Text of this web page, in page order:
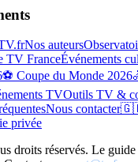
Nos auteurs
TV FranceÉvénements
⚽ Coupe du Monde 2026
TVOutils TV &
Nous contacter
privée
droits réservés. Le